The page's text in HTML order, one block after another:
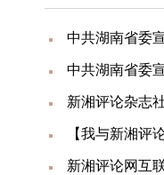
中共湖南省委
新湘评论杂志
【我与新湘评
新湘评论网互